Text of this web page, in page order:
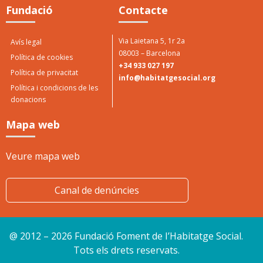
Fundació
Avís legal
Política de cookies
Política de privacitat
Política i condicions de les
donacions
Contacte
Via Laietana 5, 1r 2a
08003 – Barcelona
+34 933 027 197
info@habitatgesocial.org
Mapa web
Veure mapa web
Canal de denúncies
@ 2012 – 2026 Fundació Foment de I’Habitatge Social.
Tots els drets reservats.